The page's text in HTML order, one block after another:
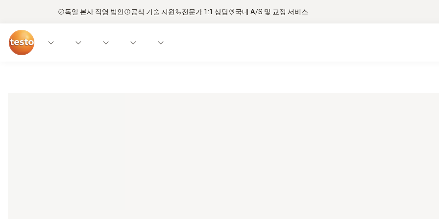
독일 본사 직영 법인 공식 기술 지원 전문가 1:1 상담 국내 A/S 및 교정 서비스